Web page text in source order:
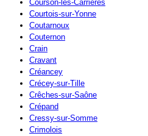
Courson-les-Carrières
Courtois-sur-Yonne
Coutarnoux
Couternon
Crain
Cravant
Créancey
Crécey-sur-Tille
Crêches-sur-Saône
Crépand
Cressy-sur-Somme
Crimolois